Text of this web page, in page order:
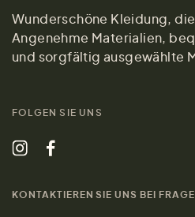
Wunderschöne Kleidung,
Angenehme Materialien,
und sorgfältig ausgewählte
FOLGEN SIE UNS
KONTAKTIEREN SIE UNS BEI